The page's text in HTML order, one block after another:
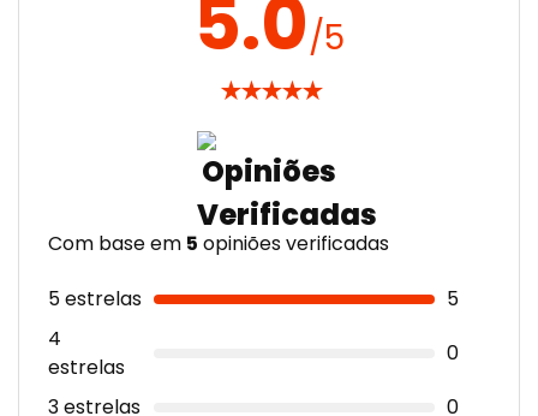
5.0/5
★★★★★
Com base em 5 opiniões verificadas
5 estrelas
5
4
estrelas
0
3 estrelas
0